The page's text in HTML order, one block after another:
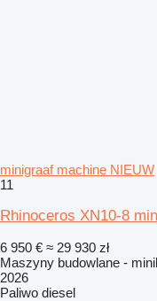
minigraaf machine NIEUW
11
Rhinoceros XN10-8
6 950 € ≈ 29 930 zł
Maszyny budowlane -
2026
Paliwo diesel